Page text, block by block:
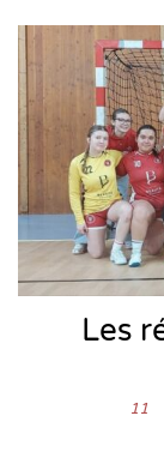
Les
11